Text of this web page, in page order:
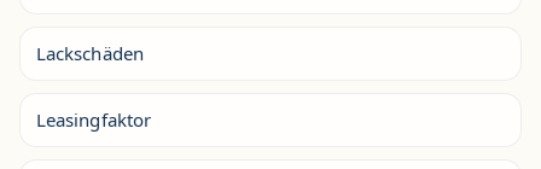
Lackschäden
Leasingfaktor